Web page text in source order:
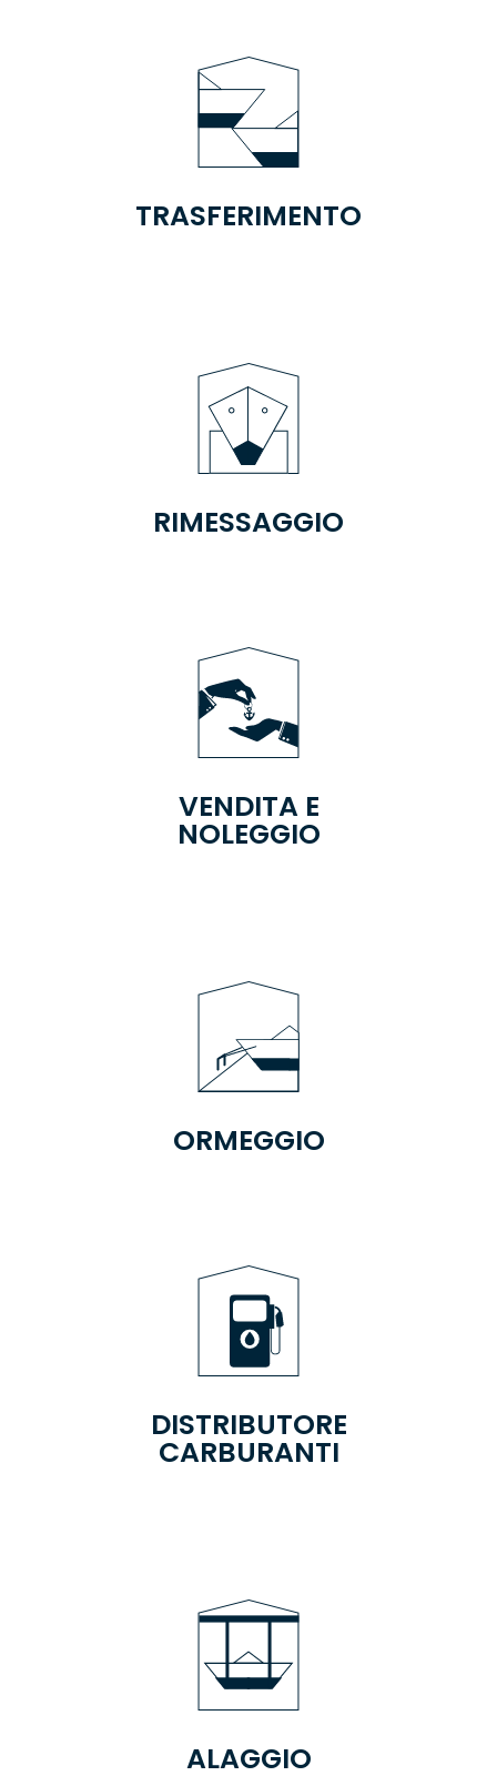
TRASFERIMENTO
RIMESSAGGIO
VENDITA E
NOLEGGIO
ORMEGGIO
DISTRIBUTORE
CARBURANTI
ALAGGIO